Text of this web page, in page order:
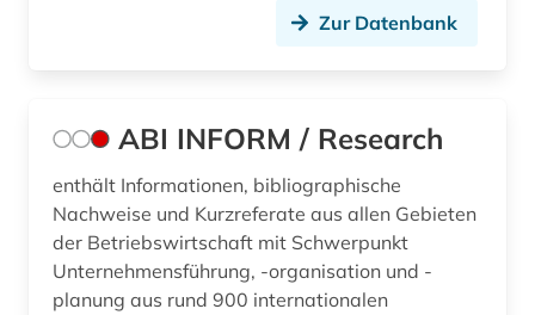
Zur Datenbank
ABI INFORM / Research
enthält Informationen, bibliographische
Nachweise und Kurzreferate aus allen Gebieten
der Betriebswirtschaft mit Schwerpunkt
Unternehmensführung, -organisation und -
planung aus rund 900 internationalen